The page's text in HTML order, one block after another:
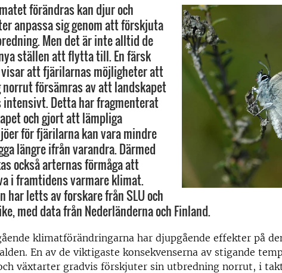
förändras kan djur och
anpassa sig genom att förskjuta
Men det är inte alltid de
ställen att flytta till. En färsk
att fjärilarnas möjligheter att
norrut försämras av att landskapet
intensivt. Detta har fragmenterat
och gjort att lämpliga
för fjärilarna kan vara mindre
längre ifrån varandra. Därmed
också arternas förmåga att
i framtidens varmare klimat.
har letts av forskare från SLU och
med data från Nederländerna och Finland.
klimatförändringarna har djupgående effekter på
En av de viktigaste konsekvenserna av stigande
växtarter gradvis förskjuter sin utbredning norrut, i